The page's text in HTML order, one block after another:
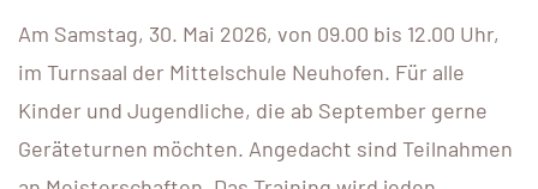
Am Samstag, 30. Mai 2026, von 09.00 bis 12.00 Uhr,
im Turnsaal der Mittelschule Neuhofen. Für alle
Kinder und Jugendliche, die ab September gerne
Geräteturnen möchten. Angedacht sind Teilnahmen